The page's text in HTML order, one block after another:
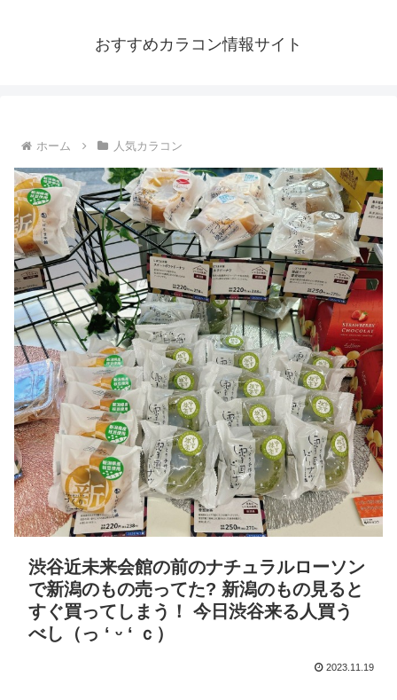
おすすめカラコン情報サイト
ホーム 人気カラコン
渋谷近未来会館の前のナチュラルローソン
で新潟のもの売ってた? 新潟のもの見ると
すぐ買ってしまう！ 今日渋谷来る人買う
べし（っ ‘ ᵕ ‘ ｃ）
2023.11.19